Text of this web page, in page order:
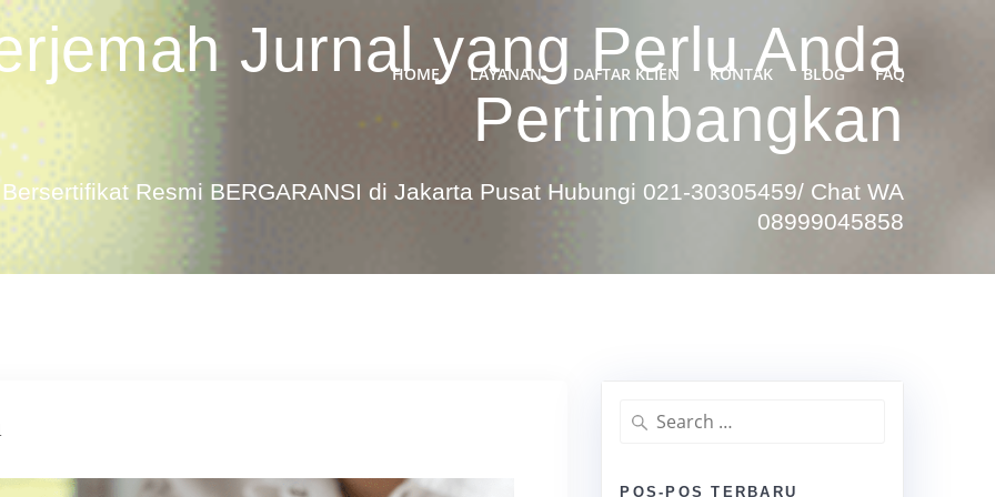
HOME LAYANAN DAFTAR KLIEN KONTAK BLOG FAQ
Jurnal yang Perlu Anda
Pertimbangkan
Resmi BERGARANSI di Jakarta Pusat Hubungi 021-30305459/ Chat WA
08999045858
Search
for:
POS-POS TERBARU